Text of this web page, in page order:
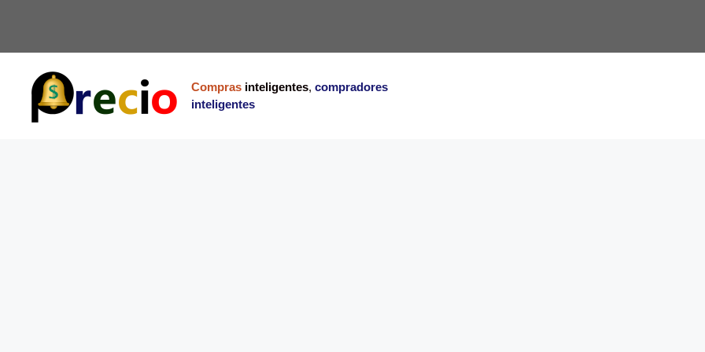
Compras inteligentes, compradores
inteligentes